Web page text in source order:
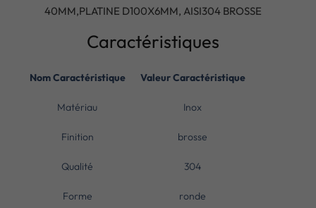
40MM,PLATINE D100X6MM, AISI304 BROSSE
Caractéristiques
Nom Caractéristique Valeur Caractéristique
Matériau Inox
Finition brosse
Qualité 304
Forme ronde